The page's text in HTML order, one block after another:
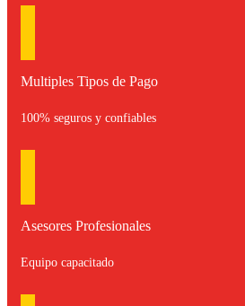
Multiples Tipos de Pago
100% seguros y confiables
Asesores Profesionales
Equipo capacitado